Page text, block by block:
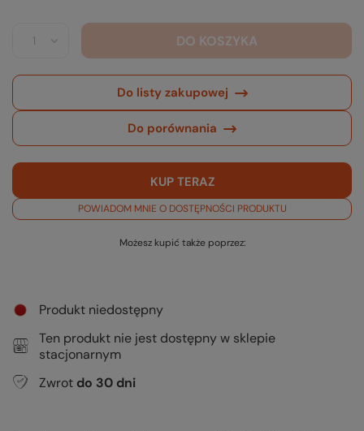
DO KOSZYKA
Do listy zakupowej
Do porównania
KUP TERAZ
POWIADOM MNIE O DOSTĘPNOŚCI PRODUKTU
Możesz kupić także poprzez:
Produkt niedostępny
Ten produkt nie jest dostępny w sklepie
stacjonarnym
Zwrot do 30 dni